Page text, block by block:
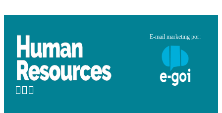
E-mail marketing por: